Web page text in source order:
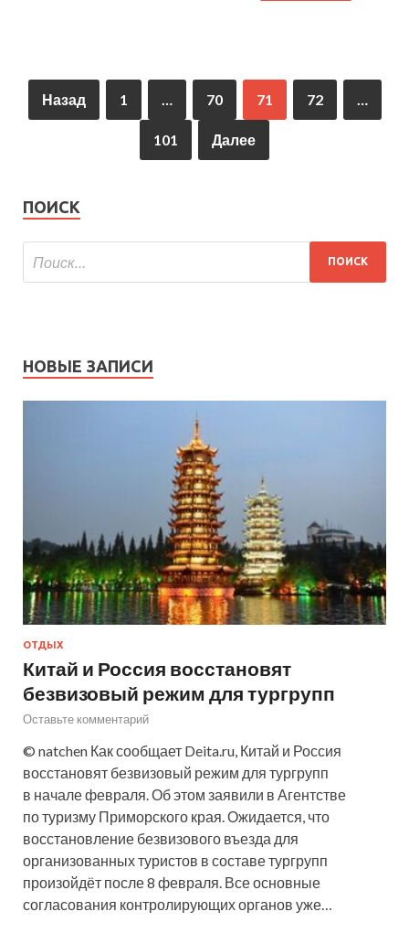
Назад 1 70 71 72
101 Далее
ПОИСК
НОВЫЕ ЗАПИСИ
ОТДЫХ
Китай и Россия восстановят
безвизовый режим для тургрупп
Оставьте комментарий
© natchen Как сообщает Deita.ru, Китай и Россия
восстановят безвизовый режим для тургрупп
в начале февраля. Об этом заявили в Агентстве
по туризму Приморского края. Ожидается, что
восстановление безвизового въезда для
организованных туристов в составе тургрупп
произойдёт после 8 февраля. Все основные
согласования контролирующих органов уже…